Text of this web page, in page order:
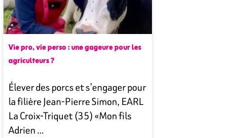
Vie pro, vie perso : une gageure pour les
agriculteurs ?
Élever des porcs et s’engager pour
la filière Jean-Pierre Simon, EARL
La Croix-Triquet (35) «Mon fils
Adrien …